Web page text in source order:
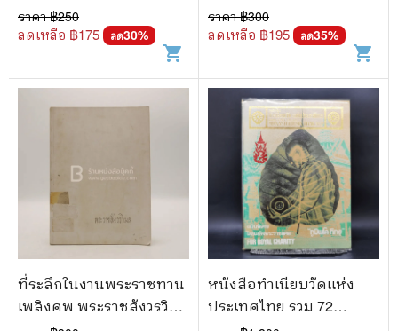
อยุธยา (การเสด็จ
พระราชดำเนินเยือน สมา
สาธารณรัฐออสเตรีย)
ราคา ฿250
ลดเหลือ ฿175 ลด30%
shopping_cart
แช่ม ธมฺมานนฺท (มีตราปั๊ม
ห้องสมุด)
ราคา ฿300
ลดเหลือ ฿195 ลด35%
shopping_cart
ที่ระลึกในงานพระราชทาน
เพลิงศพ พระราชสังวรวิมล
หนังสือทำเนียบวัดแห่ง
ประเทศไทย รวม 72